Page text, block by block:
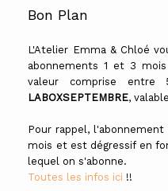
Bon Plan
L'Atelier Emma & Chloé
abonnements 1 et 3
valeur comprise
LABOXSEPTEMBRE,
Pour rappel,
mois et est dégressif en
lequel on s'abonne.
Toutes les infos ici !!